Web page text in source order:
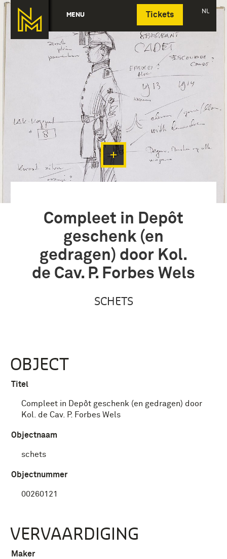
MENU Tickets NL
Deutsch
Compleet in Depôt
geschenk (en
gedragen) door Kol.
de Cav. P. Forbes Wels
SCHETS
OBJECT
Titel
Compleet in Depôt geschenk (en gedragen) door
Kol. de Cav. P. Forbes Wels
Objectnaam
schets
Objectnummer
00260121
VERVAARDIGING
Maker